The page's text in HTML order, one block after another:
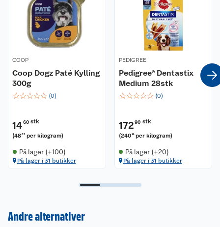
COOP
Coop Dogz Paté Kylling
300g
☆☆☆☆☆ (0)
1460 stk
(4867 per kilogram)
På lager (+100)
På lager i 31 butikker
PEDIGREE
Pedigree® Dentastix
Medium 28stk
☆☆☆☆☆ (0)
172 90 stk
(240 14 per kilogram)
På lager (+20)
På lager i 31 butikker
Andre alternativer